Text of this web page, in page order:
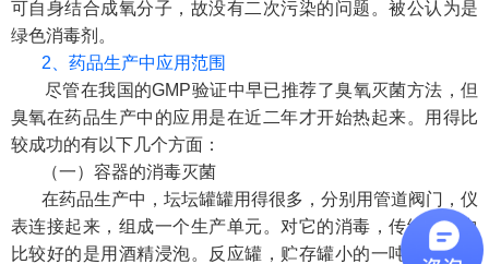
可自身结合成氧分子，故没有二次污染的问题。被公认为是
绿色消毒剂。
2、药品生产中应用范围
尽管在我国的GMP验证中早已推荐了臭氧灭菌方法，但
臭氧在药品生产中的应用是在近二年才开始热起来。用得比
较成功的有以下几个方面：
（一）容器的消毒灭菌
在药品生产中，坛坛罐罐用得很多，分别用管道阀门，仪
表连接起来，组成一个生产单元。对它的消毒，传统方法中
比较好的是用酒精浸泡。反应罐，贮存罐小的一吨半吨，大